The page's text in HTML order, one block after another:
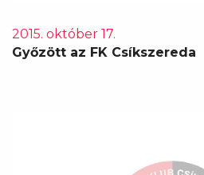
2015. október 17.
Győzött az FK Csíkszereda